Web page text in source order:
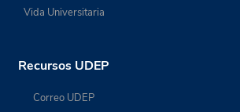
Vida Universitaria
Recursos UDEP
Correo UDEP